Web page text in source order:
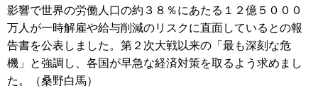
影響で世界の労働人口の約３８％にあたる１２億５０００
万人が一時解雇や給与削減のリスクに直面しているとの報
告書を公表しました。第２次大戦以来の「最も深刻な危
機」と強調し、各国が早急な経済対策を取るよう求めまし
た。（桑野白馬）